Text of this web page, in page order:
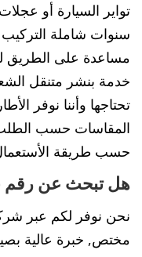
سنوات شاملة
مساعدة على الطريق
خدمة بنشر متنقل
تحتاجها وأننا نوفر
المقاسات حسب الطلب
حسب طريقة
هل تبحث عن رقم
نحن نوفر لكم عبر
مختص, خبرة عالية